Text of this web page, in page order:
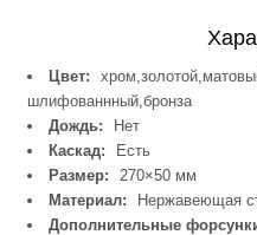
Цвет:
шлифованнный,бронза
Дождь:
Нет
Каскад:
Есть
Размер:
270×50 мм
Материал:
Нержавеющая
Дополнительные